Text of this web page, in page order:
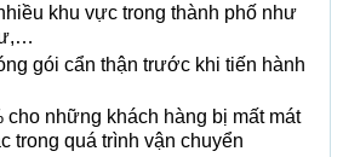
khu vực trong thành phố như
gói cẩn thận trước khi tiến hành
cho những khách hàng bị mất mát
trong quá trình vận chuyển